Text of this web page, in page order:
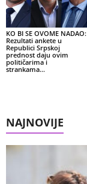
KO BI SE OVOME NADAO:
Rezultati ankete u
Republici Srpskoj
prednost daju ovim
političarima i
strankama…
NAJNOVIJE